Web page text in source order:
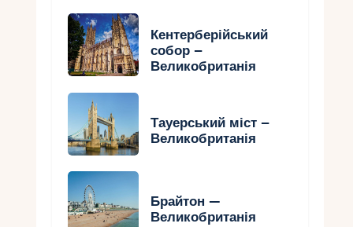
Кентерберійський
собор –
Великобританія
Тауерський міст –
Великобританія
Брайтон —
Великобританія